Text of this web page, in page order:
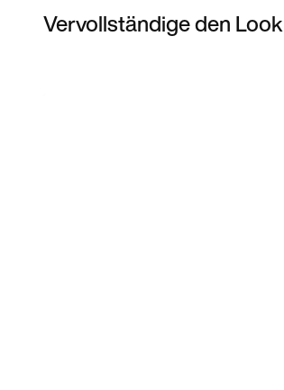
Vervollständige den Look